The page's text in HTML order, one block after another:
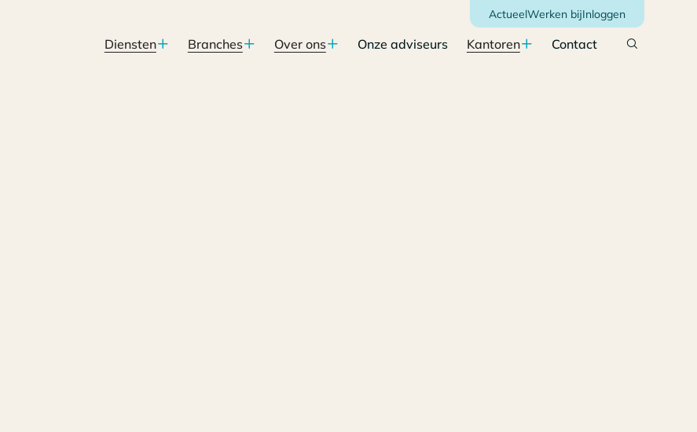
Inloggen
Werken bij
Actueel
Contact
Kantoren
Onze adviseurs
Over ons
Branches
Diensten